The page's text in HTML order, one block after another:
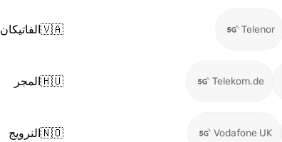
Telenor
🇻🇦الفاتيكان
Telekom.de
🇭🇺المجر
Vodafone UK
🇳🇴النرويج